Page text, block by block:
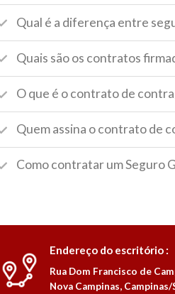
Qual é a diferença entre
Quais são os contratos
O que é o contrato de
Quem assina o contrato de
Como contratar um Seguro
Endereço do escritório :
Rua Dom Francisco de
Nova Campinas, Campinas/